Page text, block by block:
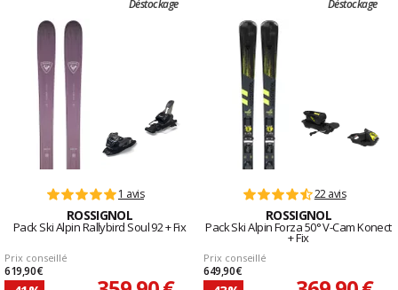
Déstockage
1 avis
ROSSIGNOL
Pack Ski Alpin Rallybird Soul 92 + Fix
Prix conseillé
619,90 €
Déstockage
22 avis
ROSSIGNOL
Pack Ski Alpin Forza 50° V-Cam Konect
+ Fix
Prix conseillé
649,90 €